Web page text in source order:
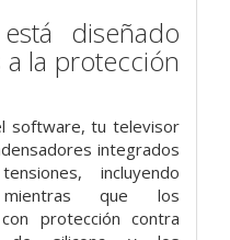
diseñado
la protección
software, tu televisor
integrados
incluyendo
mientras que los
protección contra